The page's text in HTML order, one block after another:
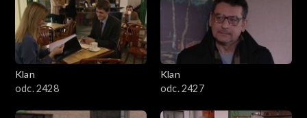
Klan
odc. 2428
Klan
odc. 2427